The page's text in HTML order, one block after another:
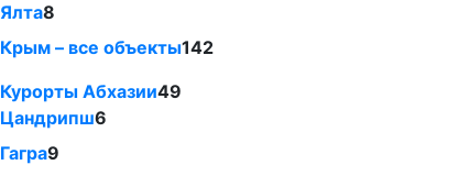
Ялта8
Крым – все объекты142
Курорты Абхазии49
Цандрипш6
Гагра9